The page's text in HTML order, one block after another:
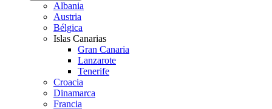
Albania
Austria
Bélgica
Islas Canarias
Gran Canaria
Lanzarote
Tenerife
Croacia
Dinamarca
Francia